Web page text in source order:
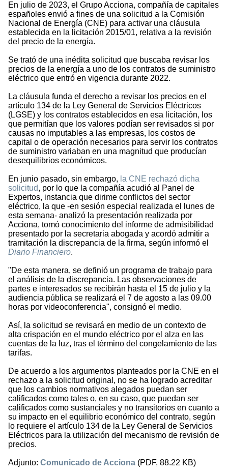
En julio de 2023, el Grupo Acciona, compañía de capitales
españoles envió a fines de una solicitud a la Comisión
Nacional de Energía (CNE) para activar una cláusula
establecida en la licitación 2015/01, relativa a la revisión
del precio de la energía.
Se trató de una inédita solicitud que buscaba revisar los
precios de la energía a uno de los contratos de suministro
eléctrico que entró en vigencia durante 2022.
La cláusula funda el derecho a revisar los precios en el
artículo 134 de la Ley General de Servicios Eléctricos
(LGSE) y los contratos establecidos en esa licitación, los
que permitían que los valores podían ser revisados si por
causas no imputables a las empresas, los costos de
capital o de operación necesarios para servir los contratos
de suministro variaban en una magnitud que producían
desequilibrios económicos.
En junio pasado, sin embargo, la CNE rechazó dicha
solicitud, por lo que la compañía acudió al Panel de
Expertos, instancia que dirime conflictos del sector
eléctrico, la que -en sesión especial realizada el lunes de
esta semana- analizó la presentación realizada por
Acciona, tomó conocimiento del informe de admisibilidad
presentado por la secretaria abogada y acordó admitir a
tramitación la discrepancia de la firma, según informó el
Diario Financiero.
"De esta manera, se definió un programa de trabajo para
el análisis de la discrepancia. Las observaciones de
partes e interesados se recibirán hasta el 15 de julio y la
audiencia pública se realizará el 7 de agosto a las 09.00
horas por videoconferencia", consignó el medio.
Así, la solicitud se revisará en medio de un contexto de
alta crispación en el mundo eléctrico por el alza en las
cuentas de la luz, tras el término del congelamiento de las
tarifas.
De acuerdo a los argumentos planteados por la CNE en el
rechazo a la solicitud original, no se ha logrado acreditar
que los cambios normativos alegados puedan ser
calificados como tales o, en su caso, que puedan ser
calificados como sustanciales y no transitorios en cuanto a
su impacto en el equilibrio económico del contrato, según
lo requiere el artículo 134 de la Ley General de Servicios
Eléctricos para la utilización del mecanismo de revisión de
precios.
Adjunto: Comunicado de Acciona (PDF, 88.22 KB)